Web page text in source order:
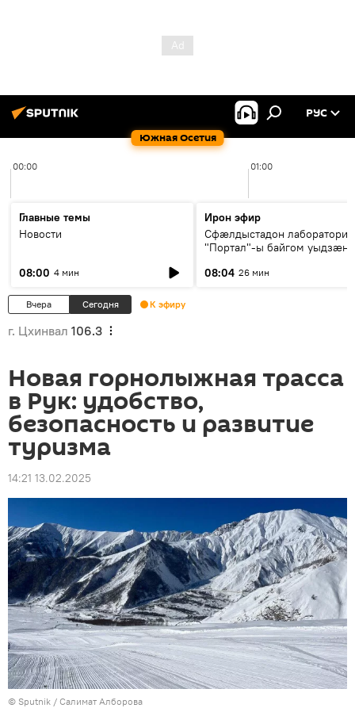
Южная Осетия
РУС
00:00 01:00
Главные темы
Новости
08:00 4 мин
Ирон эфир
Сфæлдыстадон лаборатори
"Портал"-ы байгом уыдзæн
Æхсары куыстыты равдыст
08:04 26 мин
Вчера Сегодня К эфиру
г. Цхинвал 106.3
Новая горнолыжная трасса
в Рук: удобство,
безопасность и развитие
туризма
14:21 13.02.2025
© Sputnik / Салимат Алборова